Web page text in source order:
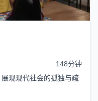
148分钟
现现代社会的孤独与疏